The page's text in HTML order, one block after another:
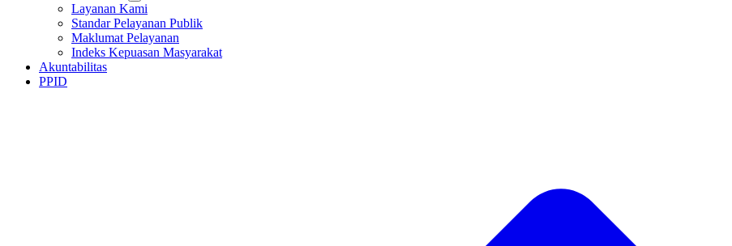
Layanan Kami
Standar Pelayanan Publik
Maklumat Pelayanan
Indeks Kepuasan Masyarakat
Akuntabilitas
PPID